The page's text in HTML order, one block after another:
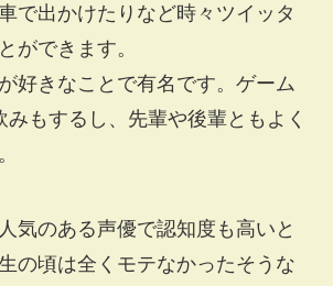
で出かけたりなど時々ツイッタ
ができます。
好きなことで有名です。ゲーム
みもするし、先輩や後輩ともよく
気のある声優で認知度も高いと
の頃は全くモテなかったそうな